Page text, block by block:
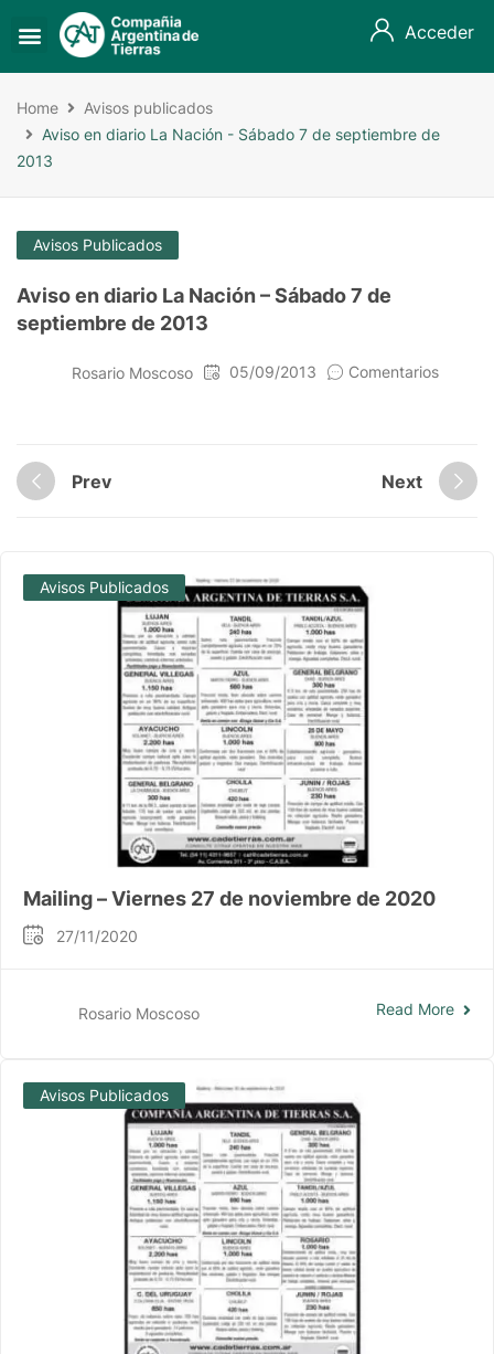
Acceder
Home
Avisos publicados
Aviso en diario La Nación - Sábado 7 de septiembre de
2013
Avisos Publicados
Aviso en diario La Nación – Sábado 7 de
septiembre de 2013
Rosario Moscoso 05/09/2013 Comentarios
Prev Next
Avisos Publicados
Mailing – Viernes 27 de noviembre de 2020
27/11/2020
Rosario Moscoso Read More
Avisos Publicados